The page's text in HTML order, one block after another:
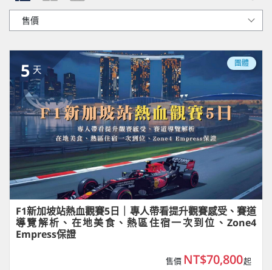
5 天
團體
F1新加坡站熱血觀賽5日｜專人帶看提升觀賽感受、賽道
導覽解析、在地美食、熱區住宿一次到位、Zone4
Empress保證
售價 NT$70,800起